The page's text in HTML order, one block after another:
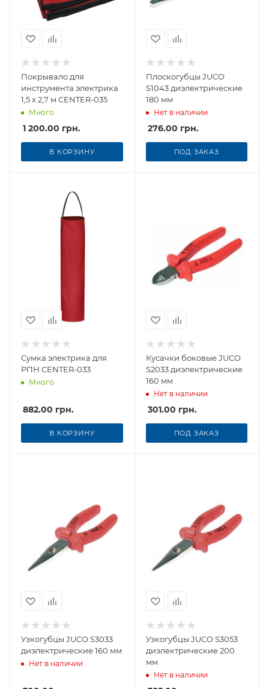
Покрывало для
инструмента электрика
1,5 х 2,7 м CENTER-035
Много
1 200.00 грн.
В КОРЗИНУ
Плоскогубцы JUCO
S1043 диэлектрические
180 мм
Нет в наличии
276.00 грн.
ПОД ЗАКАЗ
Сумка электрика для
РПН CENTER-033
Много
882.00 грн.
В КОРЗИНУ
Кусачки боковые JUCO
S2033 диэлектрические
160 мм
Нет в наличии
301.00 грн.
ПОД ЗАКАЗ
Узкогубцы JUCO S3033
диэлектрические 160 мм
Нет в наличии
Узкогубцы JUCO S3053
диэлектрические 200
мм
Нет в наличии